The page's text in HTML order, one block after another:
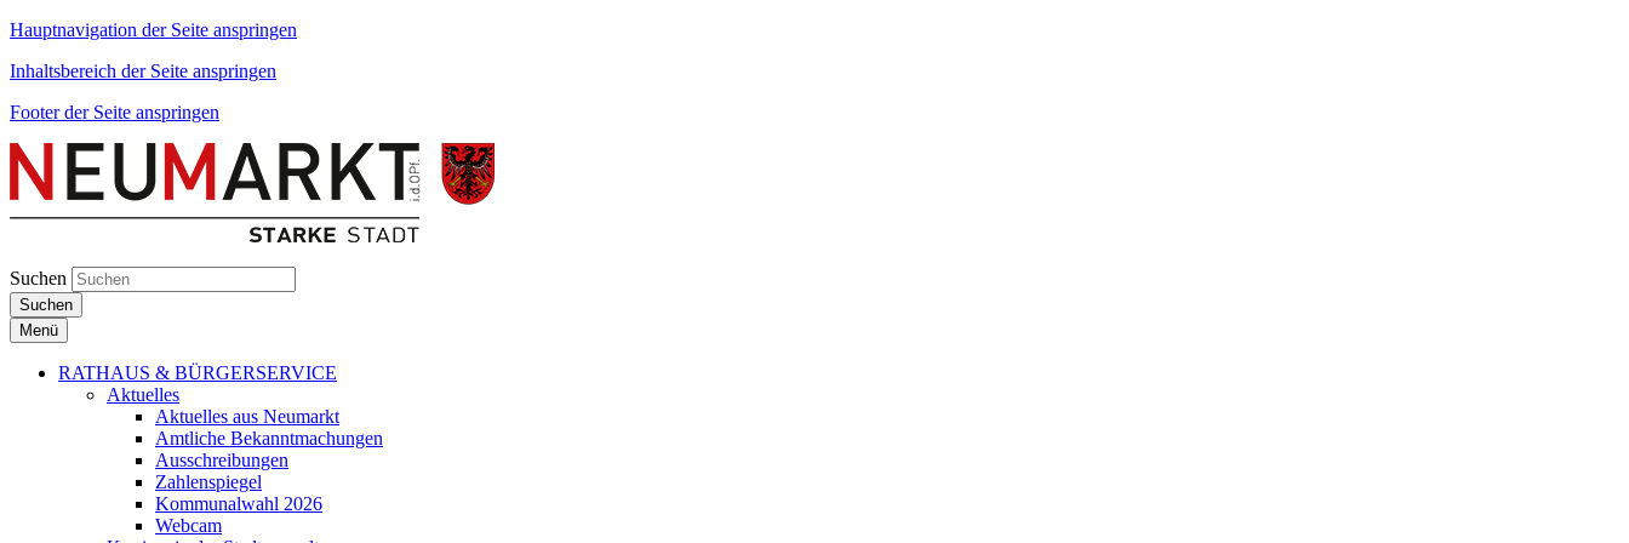
Hauptnavigation der Seite anspringen
Inhaltsbereich der Seite anspringen
Footer der Seite anspringen
Suchen
Suchen
Menü
RATHAUS & BÜRGERSERVICE
Aktuelles
Aktuelles aus Neumarkt
Amtliche Bekanntmachungen
Ausschreibungen
Zahlenspiegel
Kommunalwahl 2026
Webcam